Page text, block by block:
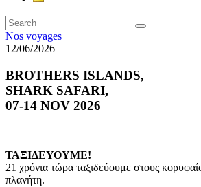
Nos voyages
12/06/2026
BROTHERS ISLANDS,
SHARK SAFARI,
07-14 NOV 2026
ΤΑΞΙΔΕΥΟΥΜΕ!
21 χρόνια τώρα ταξιδεύουμε στους
πλανήτη.